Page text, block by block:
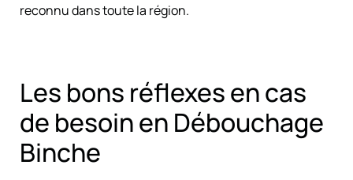
reconnu dans toute la région.
Les bons réflexes en cas
de besoin en Débouchage
Binche